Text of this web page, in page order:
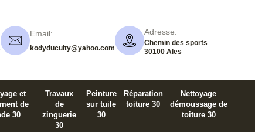
Email:
kodyduculty@yahoo.com
Adresse:
Chemin des sports
30100 Ales
et
de
30
Travaux
de
zinguerie
30
Peinture
sur tuile
30
Réparation
toiture 30
Nettoyage
démoussage de
toiture 30